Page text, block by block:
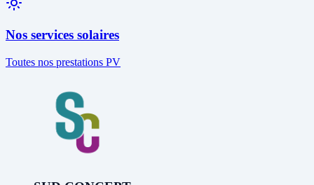
Nos services solaires
Toutes nos prestations PV